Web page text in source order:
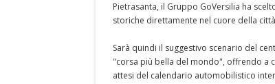
Pietrasanta, il Gruppo GoVersilia ha
storiche direttamente nel cuore della
Sarà quindi il suggestivo scenario del
"corsa più bella del mondo", offrendo a
attesi del calendario automobilistico